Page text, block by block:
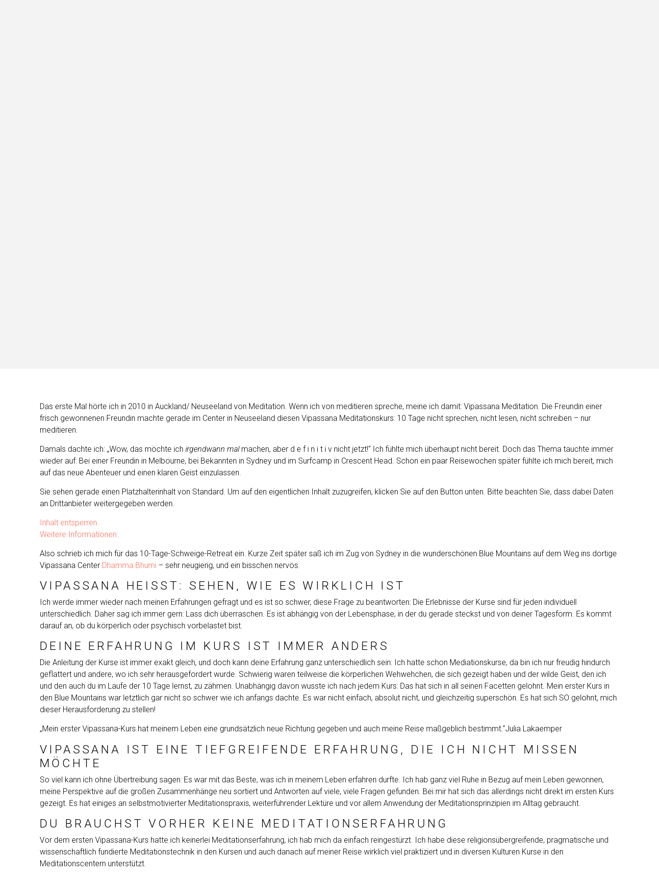
Das erste Mal hörte ich in 2010 in Auckland/ Neuseeland von Meditation. Wenn ich von meditieren spreche, meine ich damit: Vipassana Meditation. Die Freundin einer
frisch gewonnenen Freundin machte gerade im Center in Neuseeland diesen Vipassana Meditationskurs: 10 Tage nicht sprechen, nicht lesen, nicht schreiben – nur
meditieren.
Damals dachte ich: „Wow, das möchte ich irgendwann malmachen, aber d e f i n i t i v nicht jetzt!“ Ich fühlte mich überhaupt nicht bereit. Doch das Thema tauchte immer
wieder auf: Bei einer Freundin in Melbourne, bei Bekannten in Sydney und im Surfcamp in Crescent Head. Schon ein paar Reisewochen später fühlte ich mich bereit, mich
auf das neue Abenteuer und einen klaren Geist einzulassen.
Sie sehen gerade einen Platzhalterinhalt von Standard . Um auf den eigentlichen Inhalt zuzugreifen, klicken Sie auf den Button unten. Bitte beachten Sie, dass dabei Daten
an Drittanbieter weitergegeben werden.
Inhalt entsperren
Weitere Informationen
Also schrieb ich mich für das 10-Tage-Schweige-Retreat ein. Kurze Zeit später saß ich im Zug von Sydney in die wunderschönen Blue Mountains auf dem Weg ins dortige
Vipassana Center Dhamma Bhumi– sehr neugierig, und ein bisschen nervös.
VIPASSANA HEISST: SEHEN, WIE ES WIRKLICH IST
Ich werde immer wieder nach meinen Erfahrungen gefragt und es ist so schwer, diese Frage zu beantworten: Die Erlebnisse der Kurse sind für jeden individuell
unterschiedlich. Daher sag ich immer gern: Lass dich überraschen. Es ist abhängig von der Lebensphase, in der du gerade steckst und von deiner Tagesform. Es kommt
darauf an, ob du körperlich oder psychisch vorbelastet bist.
DEINE ERFAHRUNG IM KURS IST IMMER ANDERS
Die Anleitung der Kurse ist immer exakt gleich, und doch kann deine Erfahrung ganz unterschiedlich sein: Ich hatte schon Mediationskurse, da bin ich nur freudig hindurch
geflattert und andere, wo ich sehr herausgefordert wurde. Schwierig waren teilweise die körperlichen Wehwehchen, die sich gezeigt haben und der wilde Geist, den ich
und den auch du im Laufe der 10 Tage lernst, zu zähmen. Unabhängig davon wusste ich nach jedem Kurs: Das hat sich in all seinen Facetten gelohnt. Mein erster Kurs in
den Blue Mountains war letztlich gar nicht so schwer wie ich anfangs dachte. Es war nicht einfach, absolut nicht, und gleichzeitig superschön. Es hat sich SO gelohnt, mich
dieser Herausforderung zu stellen!
„Mein erster Vipassana-Kurs hat meinem Leben eine grundsätzlich neue Richtung gegeben und auch meine Reise maßgeblich bestimmt.“Julia Lakaemper
VIPASSANA IST EINE TIEFGREIFENDE ERFAHRUNG, DIE ICH NICHT MISSEN
MÖCHTE
So viel kann ich ohne Übertreibung sagen: Es war mit das Beste, was ich in meinem Leben erfahren durfte. Ich hab ganz viel Ruhe in Bezug auf mein Leben gewonnen,
meine Perspektive auf die großen Zusammenhänge neu sortiert und Antworten auf viele, viele Fragen gefunden. Bei mir hat sich das allerdings nicht direkt im ersten Kurs
gezeigt. Es hat einiges an selbstmotivierter Meditationspraxis, weiterführender Lektüre und vor allem Anwendung der Meditationsprinzipien im Alltag gebraucht.
DU BRAUCHST VORHER KEINE MEDITATIONSERFAHRUNG
Vor dem ersten Vipassana-Kurs hatte ich keinerlei Meditationserfahrung, ich hab mich da einfach reingestürzt. Ich habe diese religionsübergreifende, pragmatische und
wissenschaftlich fundierte Meditationstechnik in den Kursen und auch danach auf meiner Reise wirklich viel praktiziert und in diversen Kulturen Kurse in den
Meditationscentern unterstützt.